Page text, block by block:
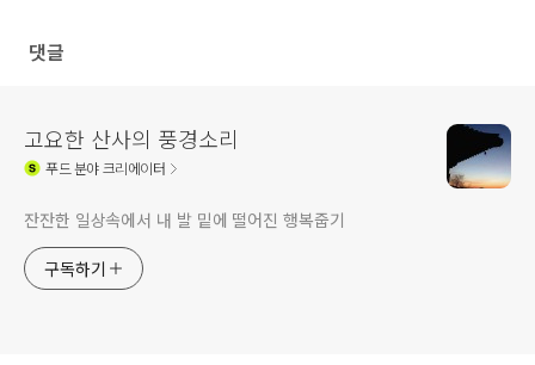
댓글
고요한 산사의 풍경소리
푸드분야 크리에이터
잔잔한 일상속에서 내 발 밑에 떨어진 행복줍기
구독하기